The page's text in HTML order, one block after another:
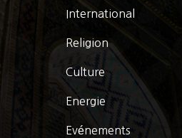
International
Religion
Culture
Energie
Evénements